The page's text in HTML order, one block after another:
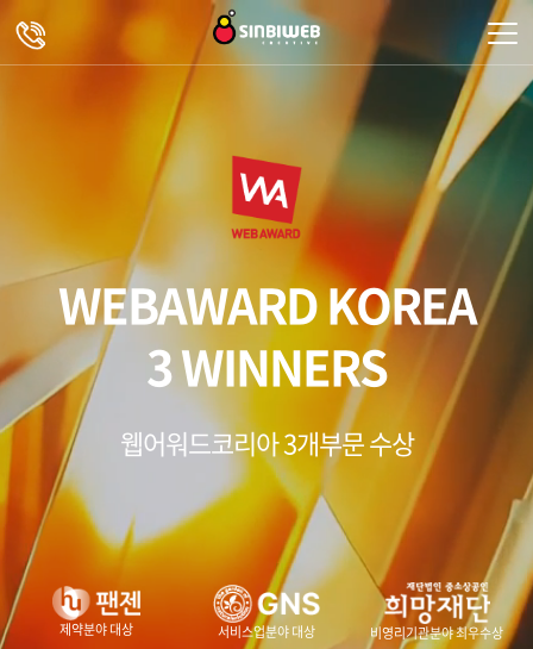
WEBAWARD KOREA
3 WINNERS
웹어워드코리아 3개부문 수상
제약분야 대상 서비스업분야 대상 비영리기관분야 최우수상